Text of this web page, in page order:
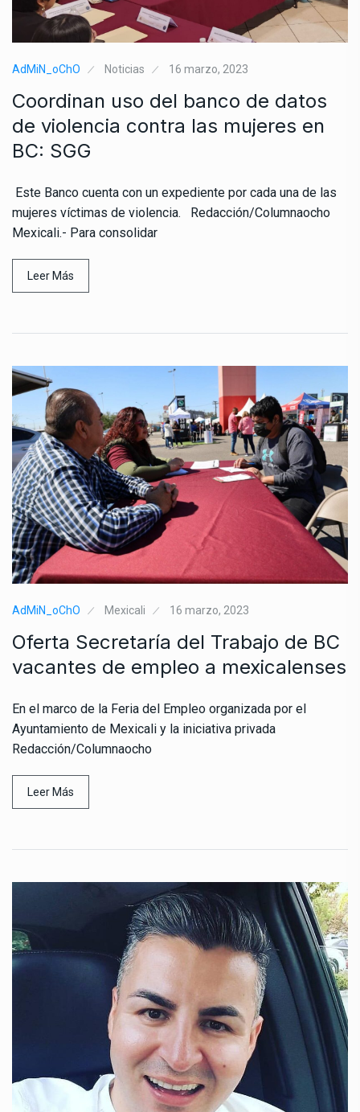
AdMiN_oChO Noticias 16 marzo, 2023
Coordinan uso del banco de datos
de violencia contra las mujeres en
BC: SGG
Este Banco cuenta con un expediente por cada una de las
mujeres víctimas de violencia. Redacción/Columnaocho
Mexicali.- Para consolidar
Leer Más
AdMiN_oChO Mexicali 16 marzo, 2023
Oferta Secretaría del Trabajo de BC
vacantes de empleo a mexicalenses
En el marco de la Feria del Empleo organizada por el
Ayuntamiento de Mexicali y la iniciativa privada
Redacción/Columnaocho
Leer Más